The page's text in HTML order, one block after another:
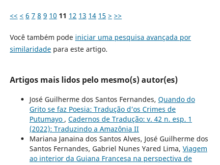
<< < 6 7 8 9 10 11 12 13 14 15 > >>
Você também pode iniciar uma pesquisa avançada por
similaridadepara este artigo.
Artigos mais lidos pelo mesmo(s) autor(es)
José Guilherme dos Santos Fernandes, Quando do
Grito se faz Poesia: Tradução d’os Crimes de
Putumayo , Cadernos de Tradução: v. 42 n. esp. 1
(2022): Traduzindo a Amazônia II
Mariana Janaina dos Santos Alves, José Guilherme dos
Santos Fernandes, Gabriel Nunes Yared Lima, Viagem
ao interior da Guiana Francesa na perspectiva de